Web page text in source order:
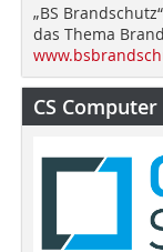
„BS
das Thema
CS Computer